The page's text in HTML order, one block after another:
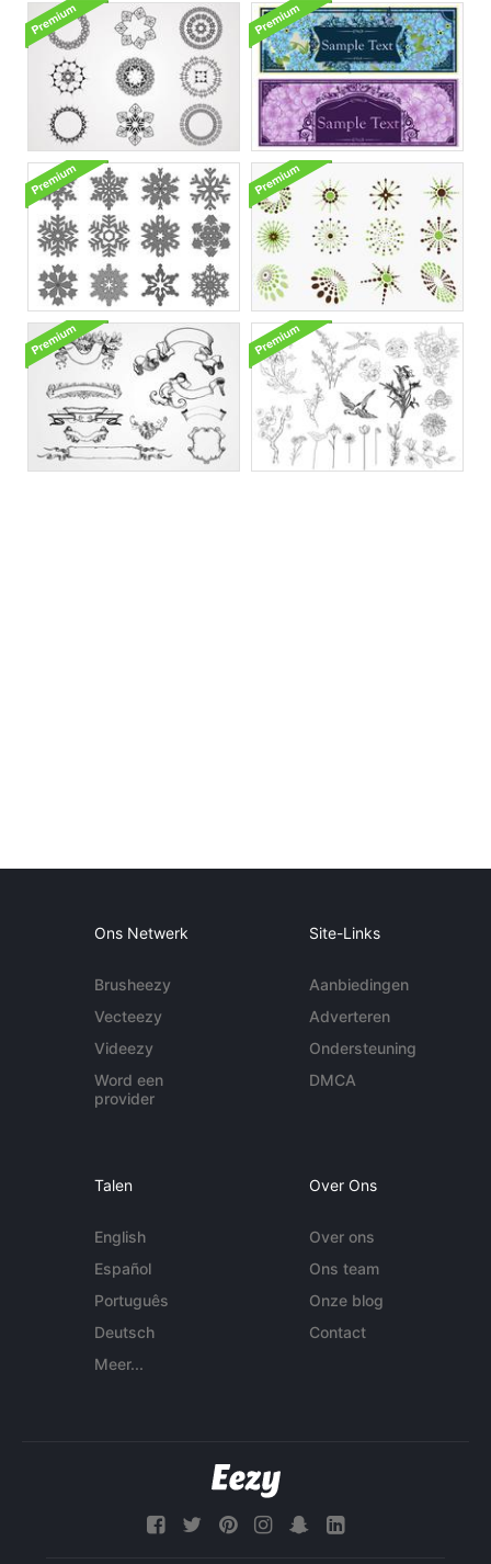
Ons Netwerk
Brusheezy
Vecteezy
Videezy
Word een
provider
Site-Links
Aanbiedingen
Adverteren
Ondersteuning
DMCA
Talen
English
Español
Português
Deutsch
Meer...
Over Ons
Over ons
Ons team
Onze blog
Contact